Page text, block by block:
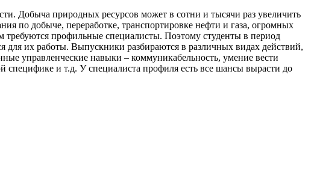
Добыча природных ресурсов может в сотни и тысячи раз увеличить
по добыче, переработке, транспортировке нефти и газа, огромных
профильные специалисты. Поэтому студенты в период
для их работы. Выпускники разбираются в различных видах действий,
управленческие навыки – коммуникабельность, умение вести
специфике и т.д. У специалиста профиля есть все шансы вырасти до